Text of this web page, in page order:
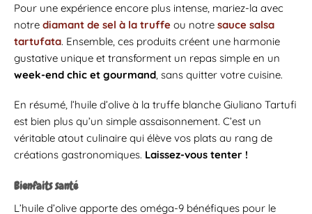
Pour une expérience encore plus intense, mariez-la avec
notre diamant de sel à la truffe ou notre sauce salsa
tartufata. Ensemble, ces produits créent une harmonie
gustative unique et transforment un repas simple en un
week-end chic et gourmand , sans quitter votre cuisine.
En résumé, l’huile d’olive à la truffe blanche Giuliano Tartufi
est bien plus qu’un simple assaisonnement. C’est un
véritable atout culinaire qui élève vos plats au rang de
créations gastronomiques. Laissez-vous tenter !
Bienfaits santé
L’huile d’olive apporte des oméga-9 bénéfiques pour le